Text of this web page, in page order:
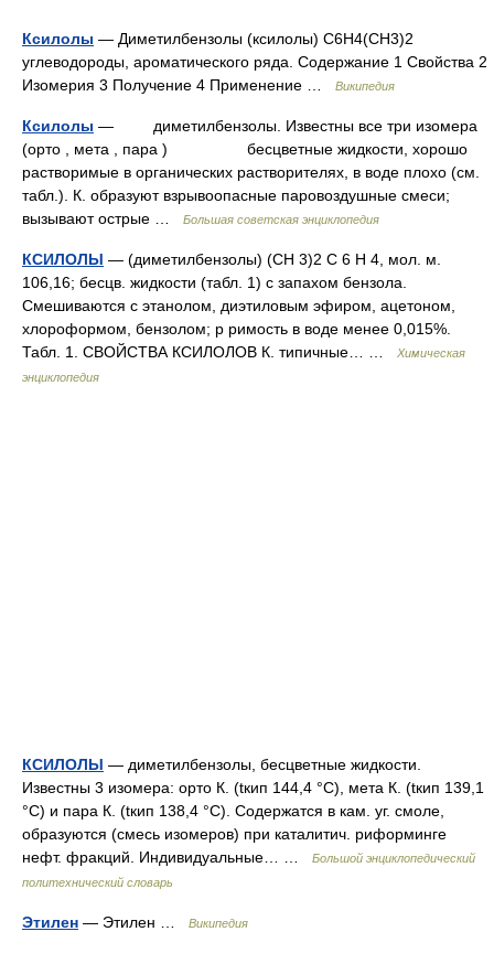
Ксилолы — Диметилбензолы (ксилолы) C6H4(СН3)2
углеводороды, ароматического ряда. Содержание 1 Свойства 2
Изомерия 3 Получение 4 Применение …
Википедия
Ксилолы — диметилбензолы. Известны все три изомера
(орто , мета , пара ) бесцветные жидкости, хорошо
растворимые в органических растворителях, в воде плохо (см.
табл.). К. образуют взрывоопасные паровоздушные смеси;
вызывают острые …
Большая советская энциклопедия
КСИЛОЛЫ — (диметилбензолы) (СН 3)2 С 6 Н 4, мол. м.
106,16; бесцв. жидкости (табл. 1) с запахом бензола.
Смешиваются с этанолом, диэтиловым эфиром, ацетоном,
хлороформом, бензолом; р римость в воде менее 0,015%.
Табл. 1. СВОЙСТВА КСИЛОЛОВ К. типичные… …
Химическая
энциклопедия
КСИЛОЛЫ — диметилбензолы, бесцветные жидкости.
Известны 3 изомера: орто К. (tкип 144,4 °С), мета К. (tкип 139,1
°С) и пара К. (tкип 138,4 °С). Содержатся в кам. уг. смоле,
образуются (смесь изомеров) при каталитич. риформинге
нефт. фракций. Индивидуальные… …
Большой энциклопедический
политехнический словарь
Этилен — Этилен … Википедия